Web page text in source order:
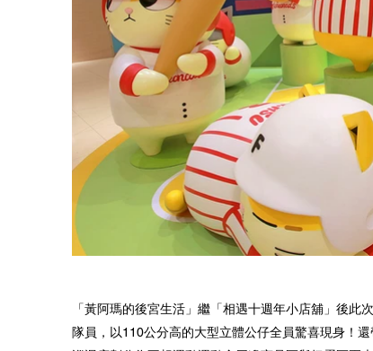
「黃阿瑪的後宮生活」繼「相遇十週年小店舖」後
隊員，以110公分高的大型立體公仔全員驚喜現身！